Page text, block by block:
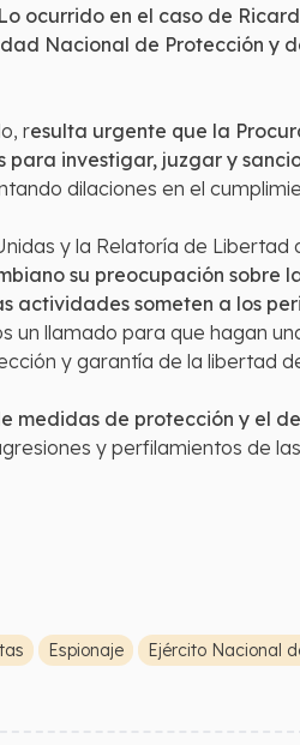
Lo ocurrido en el caso de
Nacional de Protección y
resulta urgente que la
investigar, juzgar y
dilaciones en el
y la Relatoría de Libertad
su preocupación sobre
someten a los
un llamado para que hagan
y garantía de la libertad
medidas de protección y el
y perfilamientos de
Espionaje Ejército Nacional